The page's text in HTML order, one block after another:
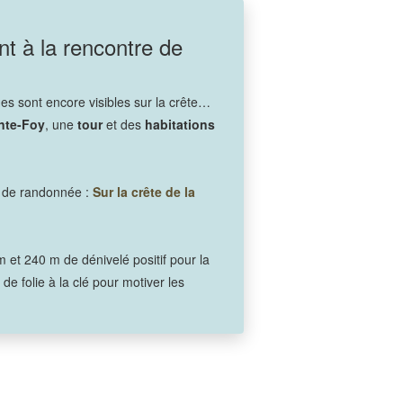
à la rencontre de
sont encore visibles sur la crête…
Foy, une touret des habitations
randonnée : Sur la crête de la
et 240 m de dénivelé positif pour la
folie à la clé pour motiver les